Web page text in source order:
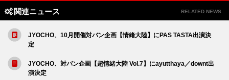
関連ニュース RELATED NEWS
JYOCHO、10月開催対バン企画【情緒大陸】にPAS TASTA出演決
定
JYOCHO、対バン企画【超情緒大陸 Vol.7】にayutthaya／downt出
演決定